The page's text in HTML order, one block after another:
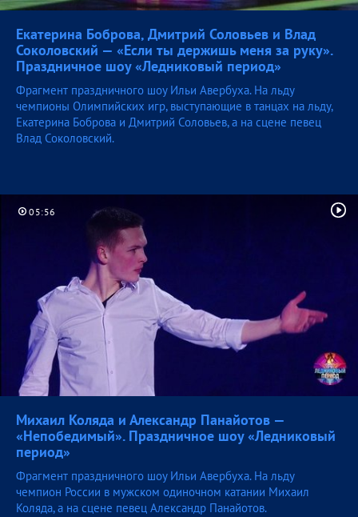
Екатерина Боброва, Дмитрий Соловьев и Влад
Соколовский — «Если ты держишь меня за руку».
Праздничное шоу «Ледниковый период»
Фрагмент праздничного шоу Ильи Авербуха. На льду
чемпионы Олимпийских игр, выступающие в танцах на льду,
Екатерина Боброва и Дмитрий Соловьев, а на сцене певец
Влад Соколовский.
05:56
Михаил Коляда и Александр Панайотов —
«Непобедимый». Праздничное шоу «Ледниковый
период»
Фрагмент праздничного шоу Ильи Авербуха. На льду
чемпион России в мужском одиночном катании Михаил
Коляда, а на сцене певец Александр Панайотов.